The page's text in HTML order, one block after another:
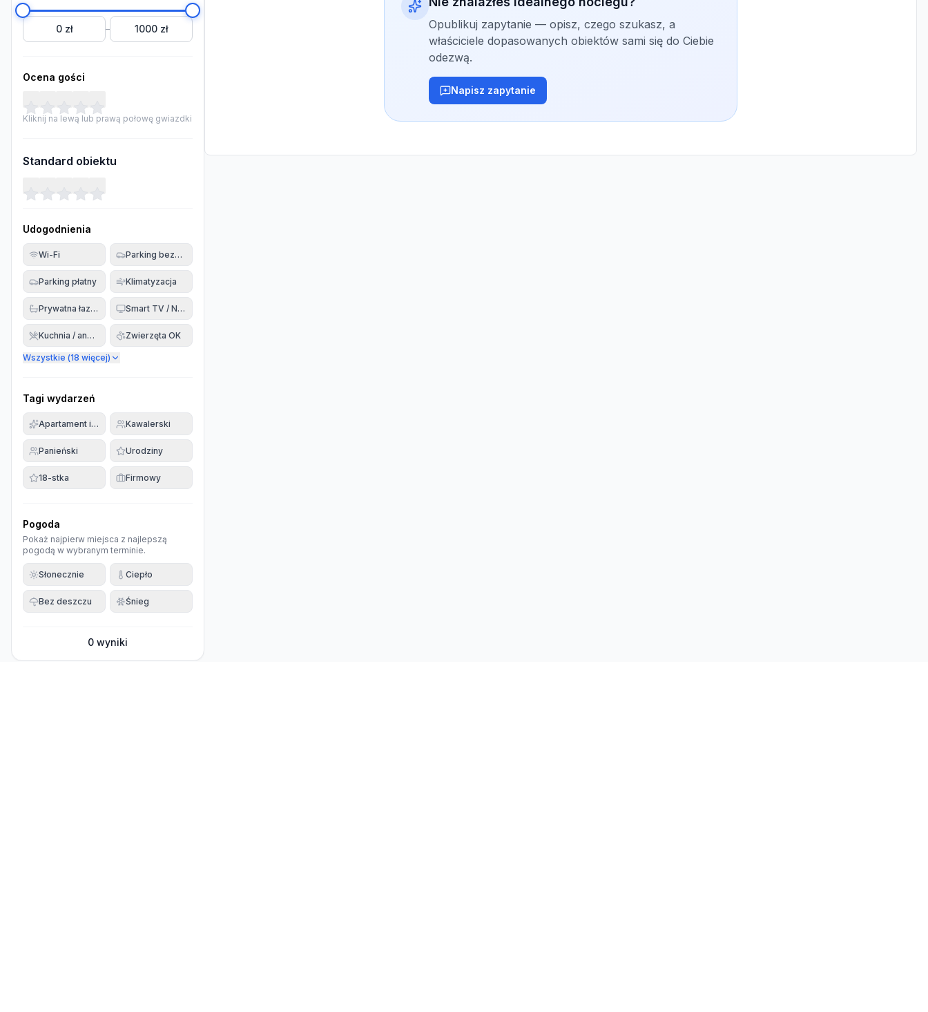
0 zł – 1000 zł
Ocena gości
Kliknij na lewą lub prawą połowę gwiazdki
Standard obiektu
Udogodnienia
Wi-Fi Parking bezpłatny
Parking płatny Klimatyzacja
Prywatna łazienka Smart TV / Netflix
Kuchnia / aneks Zwierzęta OK
Wszystkie (18 więcej)
Tagi wydarzeń
Apartament imprezowyKawalerski
Panieński Urodziny
18-stka Firmowy
Pogoda
Pokaż najpierw miejsca z najlepszą
pogodą w wybranym terminie.
Słonecznie Ciepło
Bez deszczu Śnieg
0 wyniki
Opublikuj zapytanie — opisz, czego szukasz, a
właściciele dopasowanych obiektów sami się do Ciebie
odezwą.
Napisz zapytanie